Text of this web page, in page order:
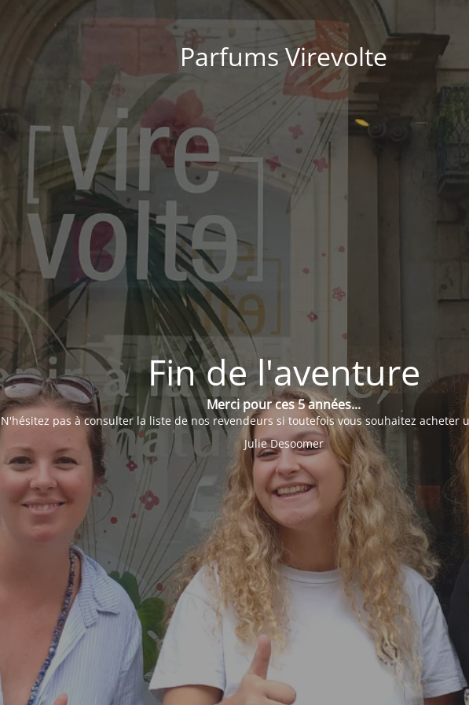
Parfums Virevolte
Fin de l'aventure
Merci pour ces 5 années...
N'hésitez pas à consulter la liste de nos revendeurs si toutefois vous souhaitez acheter
Julie Desoomer